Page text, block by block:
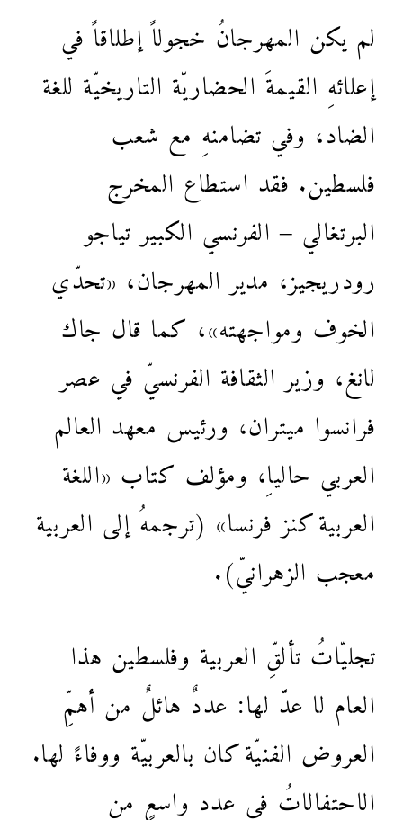
لم يكن المهرجانُ خجولاً إطلاقاً في
إعلائهِ القيمةَ الحضاريّة التاريخيّة للغة
الضاد، وفي تضامنهِ مع شعب
فلسطين. فقد استطاع المخرج
البرتغالي – الفرنسي الكبير تياجو
رودريجيز، مدير المهرجان، «تحدّي
الخوف ومواجهته»، كما قال جاك
لانغ، وزير الثقافة الفرنسيّ في عصر
فرانسوا ميتران، ورئيس معهد العالم
العربي حالياِ، ومؤلف كتاب «اللغة
العربية كنز فرنسا» (ترجمهُ إلى العربية
معجب الزهرانيّ).
تجليّاتُ تألقِّ العربية وفلسطين هذا
العام لا عدَّ لها: عددٌ هائلٌ من أهمِّ
العروض الفنيّة كان بالعربيّة ووفاءً لها.
الاحتفالاتُ في عددٍ واسعٍ من